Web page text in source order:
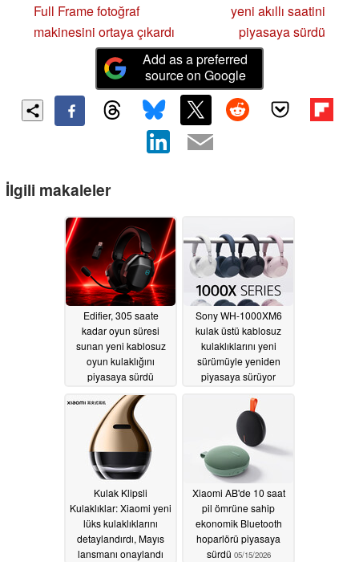
Full Frame fotoğraf
makinesini ortaya çıkardı
yeni akıllı saatini
piyasaya sürdü
Add as a preferred
source on Google
İlgili makaleler
Edifier, 305 saate
kadar oyun süresi
sunan yeni kablosuz
oyun kulaklığını
piyasaya sürdü
07/02/2026
Sony WH-1000XM6
kulak üstü kablosuz
kulaklıklarını yeni
sürümüyle yeniden
piyasaya sürüyor
05/19/2026
Kulak Klipsli
Kulaklıklar: Xiaomi yeni
lüks kulaklıklarını
detaylandırdı, Mayıs
lansmanı onaylandı
Xiaomi AB'de 10 saat
pil ömrüne sahip
ekonomik Bluetooth
hoparlörü piyasaya
sürdü 05/15/2026